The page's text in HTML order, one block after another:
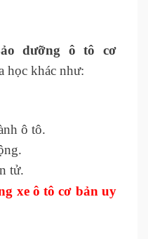
dưỡng ô tô cơ
học khác như:
ô tô.
tử.
xe ô tô cơ bản uy